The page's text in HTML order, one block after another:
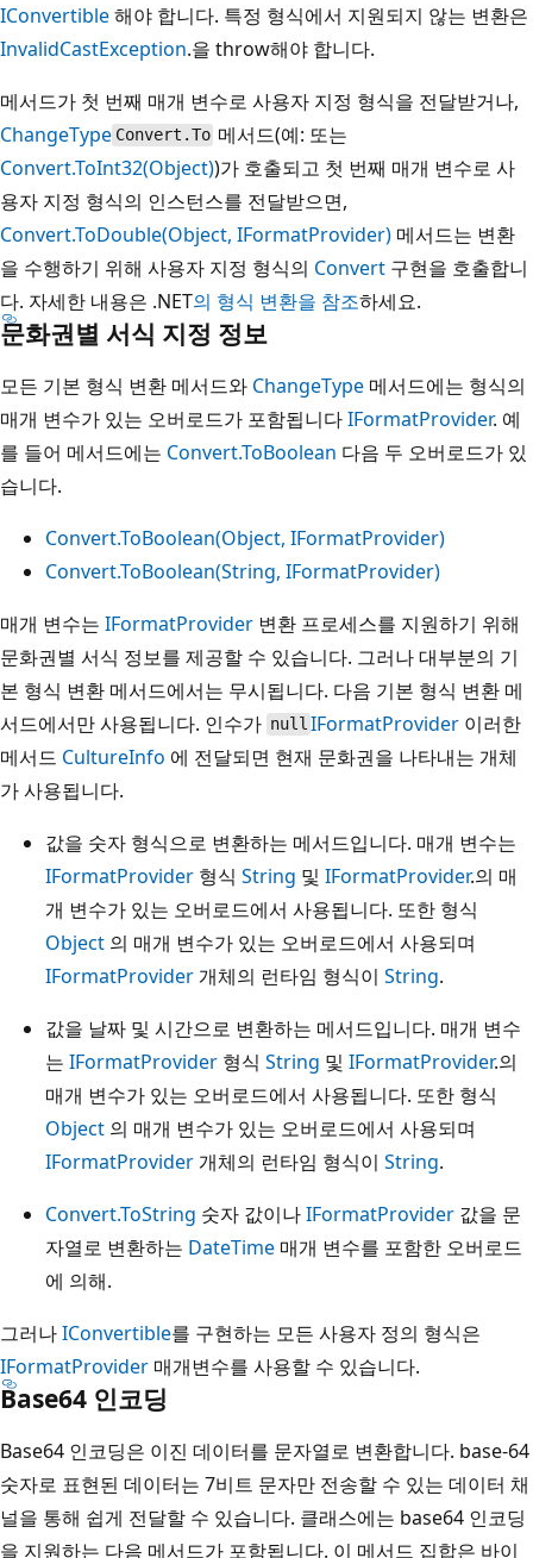
IConvertible해야 합니다. 특정 형식에서 지원되지 않는 변환은
InvalidCastException.을 throw해야 합니다.
메서드가 첫 번째 매개 변수로 사용자 지정 형식을 전달받거나,
ChangeType Convert.To 메서드(예: 또는
Convert.ToInt32(Object))가 호출되고 첫 번째 매개 변수로 사
용자 지정 형식의 인스턴스를 전달받으면,
Convert.ToDouble(Object, IFormatProvider) 메서드는 변환
을 수행하기 위해 사용자 지정 형식의 Convert 구현을 호출합니
다. 자세한 내용은 .NET의 형식 변환을 참조하세요.
문화권별 서식 지정 정보
모든 기본 형식 변환 메서드와 ChangeType 메서드에는 형식의
매개 변수가 있는 오버로드가 포함됩니다IFormatProvider. 예
를 들어 메서드에는 Convert.ToBoolean 다음 두 오버로드가 있
습니다.
Convert.ToBoolean(Object, IFormatProvider)
Convert.ToBoolean(String, IFormatProvider)
매개 변수는 IFormatProvider 변환 프로세스를 지원하기 위해
문화권별 서식 정보를 제공할 수 있습니다. 그러나 대부분의 기
본 형식 변환 메서드에서는 무시됩니다. 다음 기본 형식 변환 메
서드에서만 사용됩니다. 인수가 null IFormatProvider 이러한
메서드 CultureInfo 에 전달되면 현재 문화권을 나타내는 개체
가 사용됩니다.
값을 숫자 형식으로 변환하는 메서드입니다. 매개 변수는
IFormatProvider 형식 String 및 IFormatProvider.의 매
개 변수가 있는 오버로드에서 사용됩니다. 또한 형식
Object 의 매개 변수가 있는 오버로드에서 사용되며
IFormatProvider 개체의 런타임 형식이 String.
값을 날짜 및 시간으로 변환하는 메서드입니다. 매개 변수
는 IFormatProvider 형식 String 및 IFormatProvider.의
매개 변수가 있는 오버로드에서 사용됩니다. 또한 형식
Object 의 매개 변수가 있는 오버로드에서 사용되며
IFormatProvider 개체의 런타임 형식이 String.
Convert.ToString 숫자 값이나IFormatProvider 값을 문
자열로 변환하는 DateTime 매개 변수를 포함한 오버로드
에 의해.
그러나IConvertible를 구현하는 모든 사용자 정의 형식은
IFormatProvider 매개변수를 사용할 수 있습니다.
Base64 인코딩
Base64 인코딩은 이진 데이터를 문자열로 변환합니다. base-64
숫자로 표현된 데이터는 7비트 문자만 전송할 수 있는 데이터 채
널을 통해 쉽게 전달할 수 있습니다. 클래스에는 base64 인코딩
을 지원하는 다음 메서드가 포함됩니다. 이 메서드 집합은 바이